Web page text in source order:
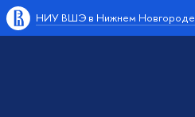
НИУ ВШЭ в Нижнем Новгороде